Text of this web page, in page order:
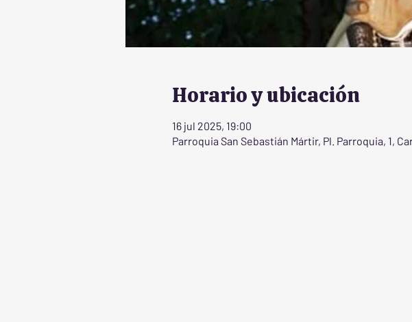
Horario y ubicación
16 jul 2025, 19:00
Parroquia San Sebastián Mártir, Pl. Parroquia, 1,